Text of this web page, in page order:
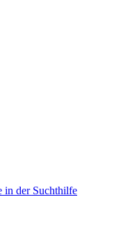
in der Suchthilfe